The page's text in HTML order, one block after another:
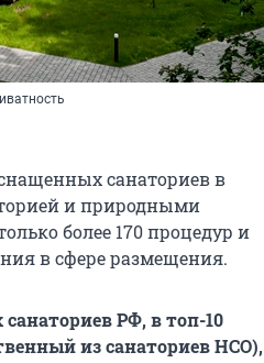
санаториев в
и природными
более 170 процедур и
в сфере размещения.
РФ, в топ-10
из санаториев НСО),